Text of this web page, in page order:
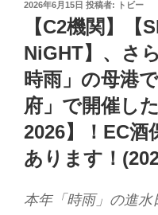
投
2026年6月15日 投稿者: トビー
【C2機関】【
NiGHT】、さ
時雨」の母港
府」で開催し
2026】！EC酒
あります！
本年「時雨」の進